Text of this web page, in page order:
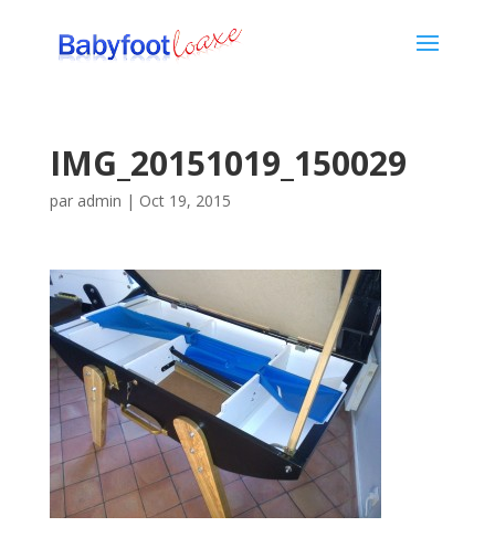
IMG_20151019_150029
par admin | Oct 19, 2015